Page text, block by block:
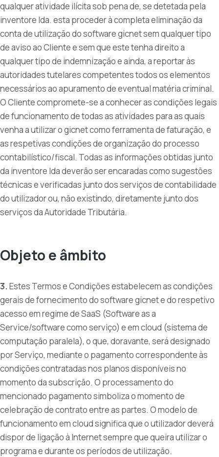
qualquer atividade ilícita sob pena de, se detetada pela
inventore lda. esta proceder à completa eliminação da
conta de utilização do software gicnet sem qualquer tipo
de aviso ao Cliente e sem que este tenha direito a
qualquer tipo de indemnização e ainda, a reportar às
autoridades tutelares competentes todos os elementos
necessários ao apuramento de eventual matéria criminal.
O Cliente compromete-se a conhecer as condições legais
de funcionamento de todas as atividades para as quais
venha a utilizar o gicnet como ferramenta de faturação, e
as respetivas condições de organização do processo
contabilístico/fiscal. Todas as informações obtidas junto
da inventore lda deverão ser encaradas como sugestões
técnicas e verificadas junto dos serviços de contabilidade
do utilizador ou, não existindo, diretamente junto dos
serviços da Autoridade Tributária.
Objeto e âmbito
3.Estes Termos e Condições estabelecem as condições
gerais de fornecimento do software gicnet e do respetivo
acesso em regime de SaaS (Software as a
Service/software como serviço) e em cloud (sistema de
computação paralela), o que, doravante, será designado
por Serviço, mediante o pagamento correspondente às
condições contratadas nos planos disponíveis no
momento da subscrição. O processamento do
mencionado pagamento simboliza o momento de
celebração de contrato entre as partes. O modelo de
funcionamento em cloud significa que o utilizador deverá
dispor de ligação à Internet sempre que queira utilizar o
programa e durante os períodos de utilização.